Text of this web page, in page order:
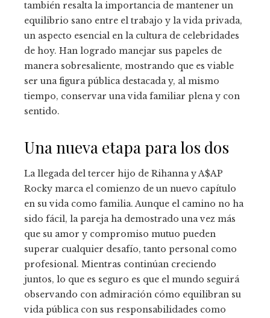
también resalta la importancia de mantener un
equilibrio sano entre el trabajo y la vida privada,
un aspecto esencial en la cultura de celebridades
de hoy. Han logrado manejar sus papeles de
manera sobresaliente, mostrando que es viable
ser una figura pública destacada y, al mismo
tiempo, conservar una vida familiar plena y con
sentido.
Una nueva etapa para los dos
La llegada del tercer hijo de Rihanna y A$AP
Rocky marca el comienzo de un nuevo capítulo
en su vida como familia. Aunque el camino no ha
sido fácil, la pareja ha demostrado una vez más
que su amor y compromiso mutuo pueden
superar cualquier desafío, tanto personal como
profesional. Mientras continúan creciendo
juntos, lo que es seguro es que el mundo seguirá
observando con admiración cómo equilibran su
vida pública con sus responsabilidades como